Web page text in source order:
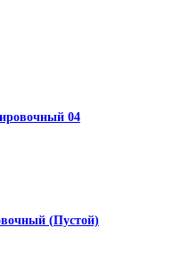
04
(Пустой)